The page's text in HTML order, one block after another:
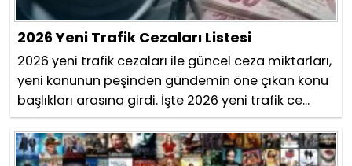
2026 Yeni Trafik Cezaları Listesi
2026 yeni trafik cezaları ile güncel ceza miktarları,
yeni kanunun peşinden gündemin öne çıkan konu
başlıkları arasına girdi. İşte 2026 yeni trafik ce...